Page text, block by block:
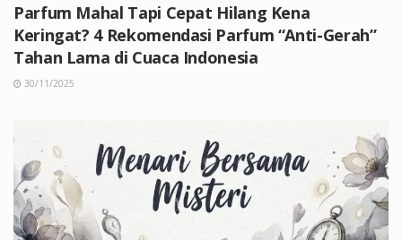
Parfum Mahal Tapi Cepat Hilang Kena
Keringat? 4 Rekomendasi Parfum “Anti-Gerah”
Tahan Lama di Cuaca Indonesia
30/11/2025